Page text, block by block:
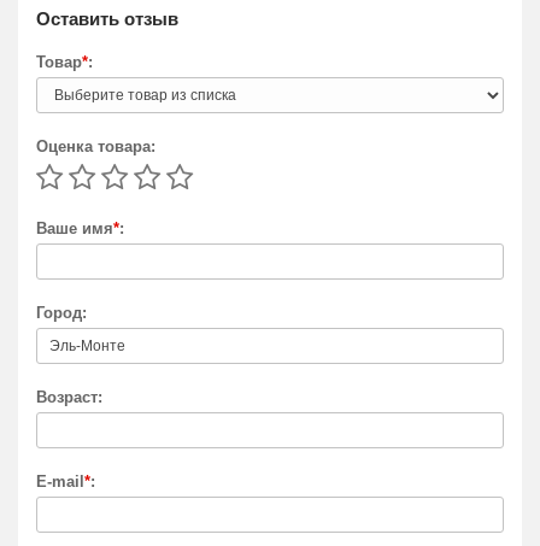
Оставить отзыв
Товар*:
Оценка товара:
Ваше имя*:
Город:
Возраст:
E-mail *: